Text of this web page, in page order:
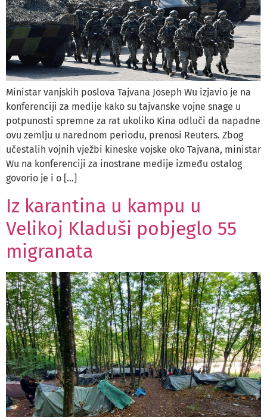
Ministar vanjskih poslova Tajvana Joseph Wu izjavio je na
konferenciji za medije kako su tajvanske vojne snage u
potpunosti spremne za rat ukoliko Kina odluči da napadne
ovu zemlju u narednom periodu, prenosi Reuters. Zbog
učestalih vojnih vježbi kineske vojske oko Tajvana, ministar
Wu na konferenciji za inostrane medije između ostalog
govorio je i o […]
Iz karantina u kampu u
Velikoj Kladuši pobjeglo 55
migranata